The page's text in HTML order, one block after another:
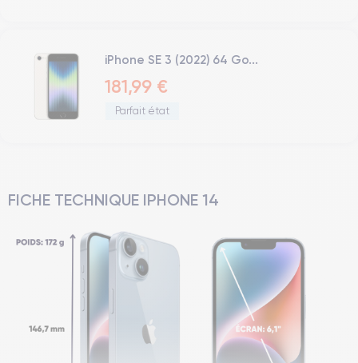
iPhone SE 3 (2022) 64 Go...
181,99 €
Parfait état
FICHE TECHNIQUE IPHONE 14